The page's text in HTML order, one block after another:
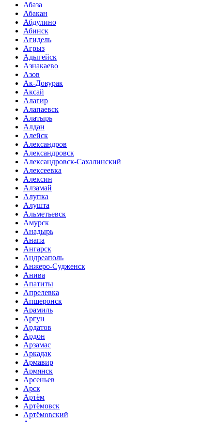
Абаза
Абакан
Абдулино
Абинск
Агидель
Агрыз
Адыгейск
Азнакаево
Азов
Ак-Довурак
Аксай
Алагир
Алапаевск
Алатырь
Алдан
Алейск
Александров
Александровск
Александровск-Сахалинский
Алексеевка
Алексин
Алзамай
Алупка
Алушта
Альметьевск
Амурск
Анадырь
Анапа
Ангарск
Андреаполь
Анжеро-Судженск
Анива
Апатиты
Апрелевка
Апшеронск
Арамиль
Аргун
Ардатов
Ардон
Арзамас
Аркадак
Армавир
Армянск
Арсеньев
Арск
Артём
Артёмовск
Артёмовский